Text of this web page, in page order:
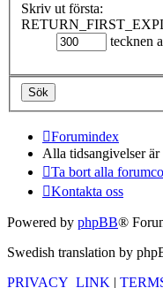
Skriv ut första:
tecknen
Forumindex
Alla tidsangivelser
Ta bort alla
Kontakta oss
Powered by phpBB®
Swedish translation by
PRIVACY_LINK |